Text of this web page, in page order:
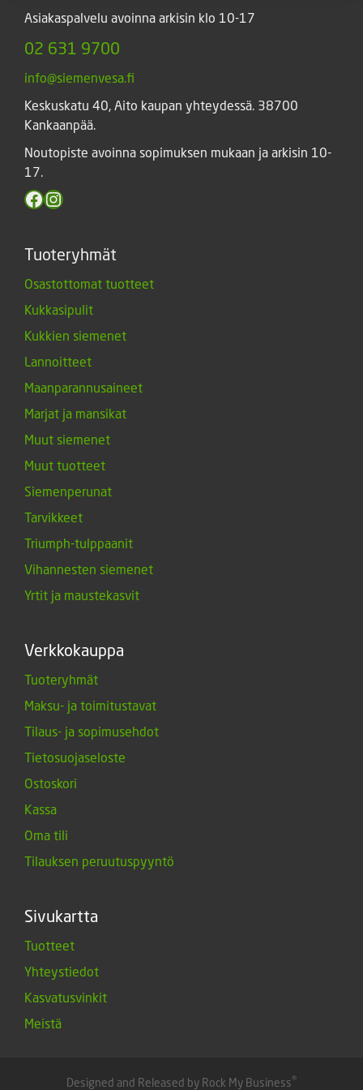
Asiakaspalvelu avoinna arkisin klo 10-17
02 631 9700
info@siemenvesa.fi
Keskuskatu 40, Aito kaupan yhteydessä. 38700
Kankaanpää.
Noutopiste avoinna sopimuksen mukaan ja arkisin 10-
17.
Facebook
Instagram
Tuoteryhmät
Osastottomat tuotteet
Kukkasipulit
Kukkien siemenet
Lannoitteet
Maanparannusaineet
Marjat ja mansikat
Muut siemenet
Muut tuotteet
Siemenperunat
Tarvikkeet
Triumph-tulppaanit
Vihannesten siemenet
Yrtit ja maustekasvit
Verkkokauppa
Tuoteryhmät
Maksu- ja toimitustavat
Tilaus- ja sopimusehdot
Tietosuojaseloste
Ostoskori
Kassa
Oma tili
Tilauksen peruutuspyyntö
Sivukartta
Tuotteet
Yhteystiedot
Kasvatusvinkit
Meistä
Designed and Released by Rock My Business®